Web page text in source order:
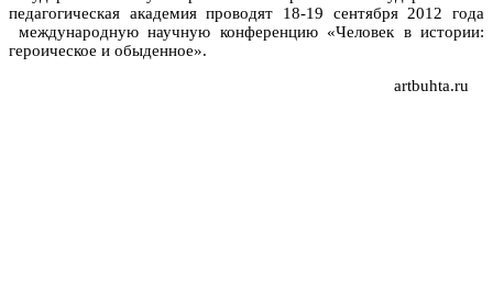
педагогическая академия проводят 18-19 сентября 2012 года
международную научную конференцию «Человек в истории:
героическое и обыденное».
artbuhta.ru